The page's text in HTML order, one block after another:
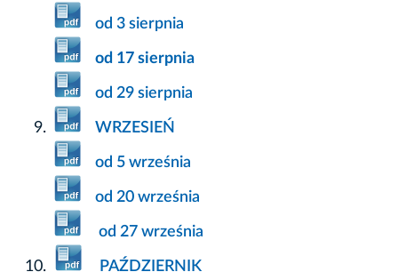
od 3 sierpnia
od 17 sierpnia
od 29 sierpnia
WRZESIEŃ
od 5 września
od 20 września
od 27 września
PAŹDZIERNIK